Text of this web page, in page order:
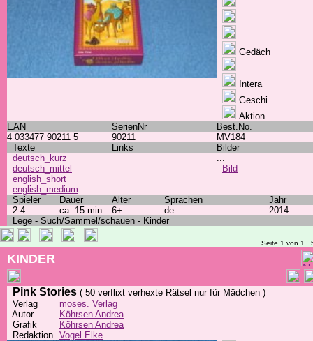
Gedäch
Intera
Geschi
Aktion
EAN
SerienNr
Best.No.
4 033477 90211 5
90211
MV184
Texte
Links
Bilder
deutsch_kurz
deutsch_mittel
english_short
english_medium
...
Bild
Spieler Dauer Alter Sprachen
Jahr
2-4
ca. 15 min 6+ de
2014
Lege - Such/Sammel/schauen - Kinder
Seite 1 von 1
KINDER
Pink Stories ( 50 verflixt verhexte Rätsel nur für Mädchen )
Verlag
moses. Verlag
Autor
Köhrsen Andrea
Grafik
Köhrsen Andrea
Redaktion Vogel Elke